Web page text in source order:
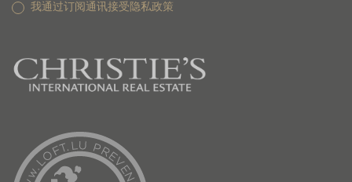
我通过订阅通讯接受隐私政策